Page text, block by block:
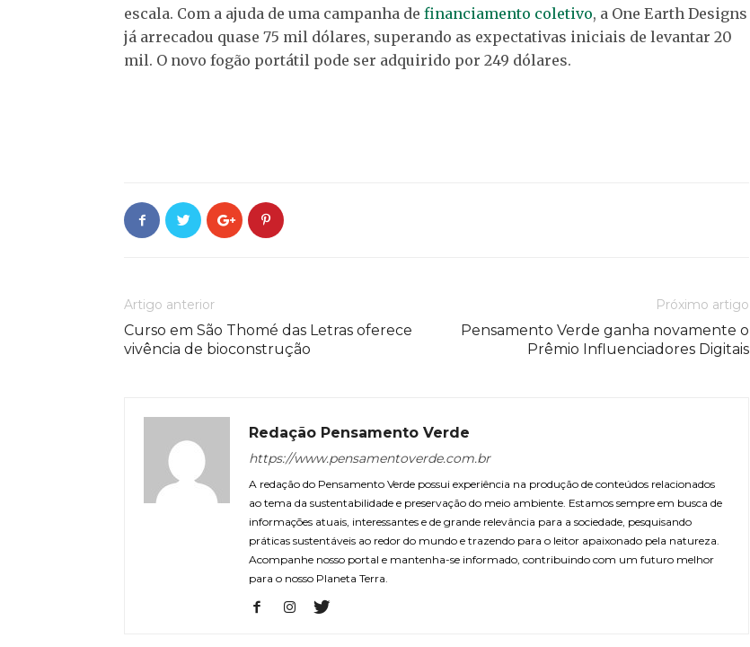
escala. Com a ajuda de uma campanha de financiamento coletivo, a One Earth Designs
já arrecadou quase 75 mil dólares, superando as expectativas iniciais de levantar 20
mil. O novo fogão portátil pode ser adquirido por 249 dólares.
Artigo anterior
Curso em São Thomé das Letras oferece
vivência de bioconstrução
Próximo artigo
Pensamento Verde ganha novamente o
Prêmio Influenciadores Digitais
Redação Pensamento Verde
https://www.pensamentoverde.com.br
A redação do Pensamento Verde possui experiência na produção de conteúdos relacionados
ao tema da sustentabilidade e preservação do meio ambiente. Estamos sempre em busca de
informações atuais, interessantes e de grande relevância para a sociedade, pesquisando
práticas sustentáveis ao redor do mundo e trazendo para o leitor apaixonado pela natureza.
Acompanhe nosso portal e mantenha-se informado, contribuindo com um futuro melhor
para o nosso Planeta Terra.